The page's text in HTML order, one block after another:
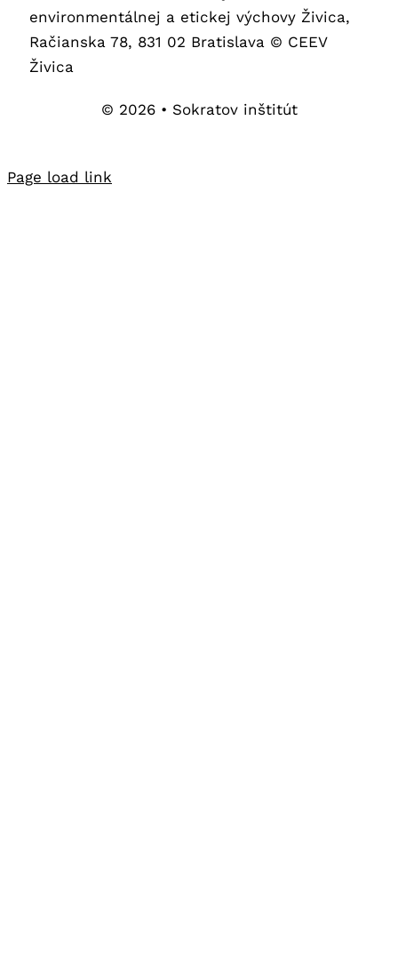
environmentálnej a etickej výchovy Živica,
Račianska 78, 831 02 Bratislava © CEEV
Živica
© 2026 • Sokratov inštitút
Page load link